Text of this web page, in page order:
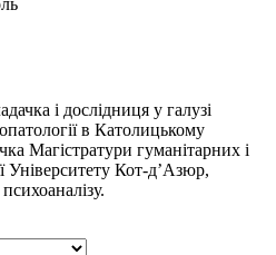
і дослідниця у галузі
в Католицькому
Магістратури гуманітарних і
Університету Кот-д’Азюр,